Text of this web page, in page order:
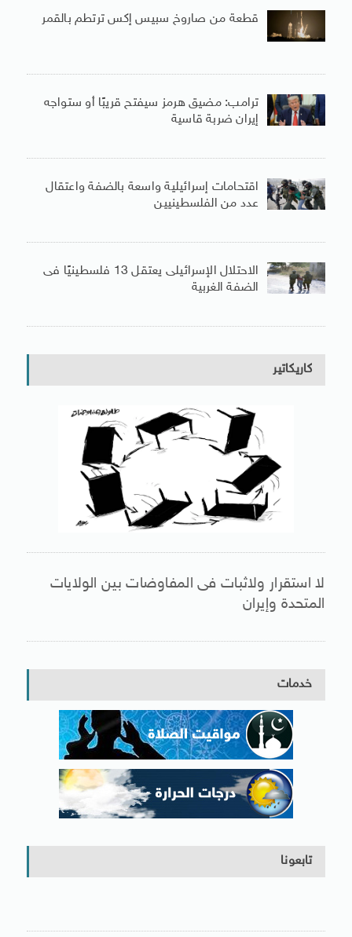
قطعة من صاروخ سبيس إكس ترتطم بالقمر
ترامب: مضيق هرمز سيفتح قريبًا أو ستواجه
إيران ضربة قاسية
اقتحامات إسرائيلية واسعة بالضفة واعتقال
عدد من الفلسطينيين
الاحتلال الإسرائيلى يعتقل 13 فلسطينيًا فى
الضفة الغربية
كاريكاتير
لا استقرار ولاثبات فى المفاوضات بين الولايات
المتحدة وإيران
خدمات
تابعونا